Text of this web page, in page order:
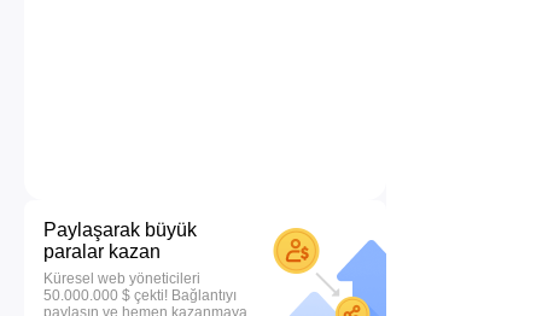
Paylaşarak büyük
paralar kazan
Küresel web yöneticileri
50.000.000 $ çekti! Bağlantıyı
paylaşın ve hemen kazanmaya